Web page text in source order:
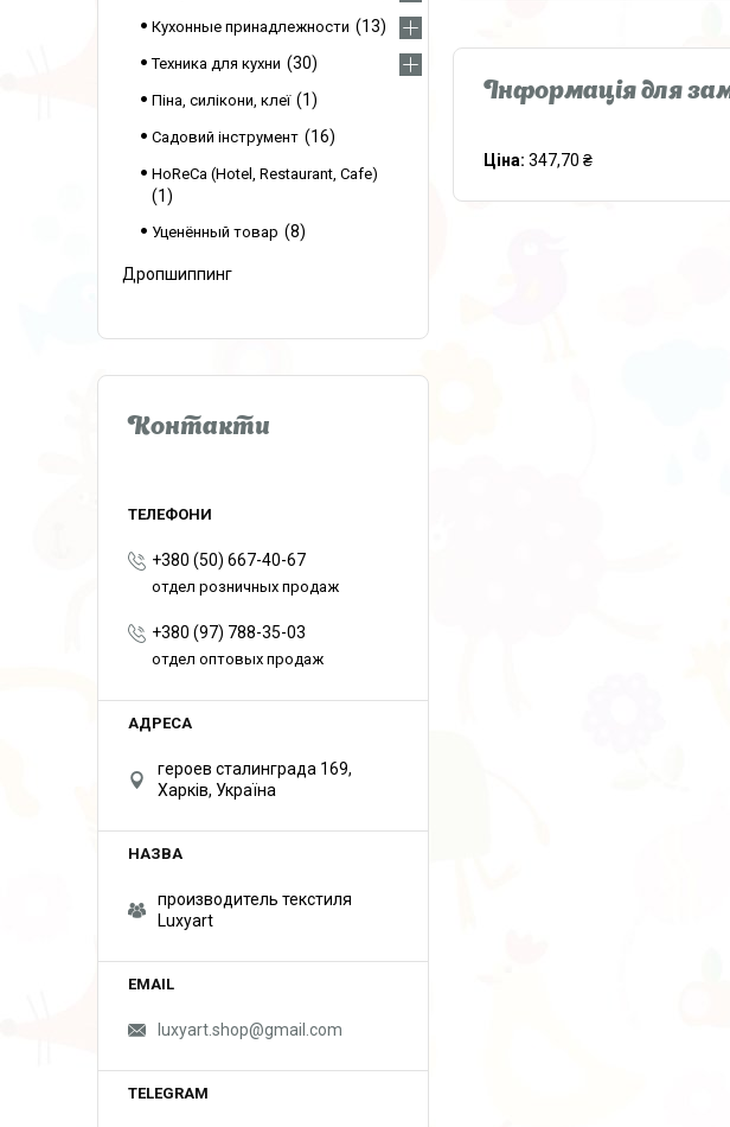
Інформація для
Ціна: 347,70 ₴
Кухонные принадлежности 13
Техника для кухни 30
Піна, силікони, клеї 1
Садовий інструмент 16
HoReCa (Hotel, Restaurant, Cafe)
1
Уценённый товар 8
Дропшиппинг
Контакти
+380 (50) 667-40-67
отдел розничных продаж
+380 (97) 788-35-03
отдел оптовых продаж
героев сталинграда 169,
Харків, Україна
производитель текстиля
Luxyart
luxyart.shop@gmail.com